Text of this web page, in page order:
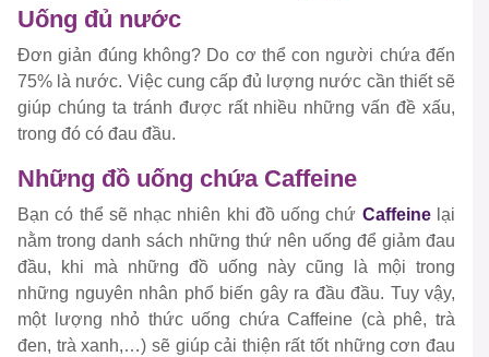
Uống đủ nước
Đơn giản đúng không? Do cơ thể con người chứa đến
75% là nước. Việc cung cấp đủ lượng nước cần thiết sẽ
giúp chúng ta tránh được rất nhiều những vấn đề xấu,
trong đó có đau đầu.
Những đồ uống chứa Caffeine
Bạn có thể sẽ nhạc nhiên khi đồ uống chứ Caffeinelại
nằm trong danh sách những thứ nên uống để giảm đau
đầu, khi mà những đồ uống này cũng là mội trong
những nguyên nhân phổ biến gây ra đầu đầu. Tuy vậy,
một lượng nhỏ thức uống chứa Caffeine (cà phê, trà
đen, trà xanh,…) sẽ giúp cải thiện rất tốt những cơn đau